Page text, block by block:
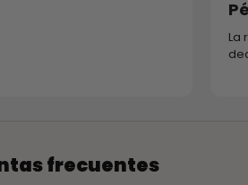
La
frecuentes